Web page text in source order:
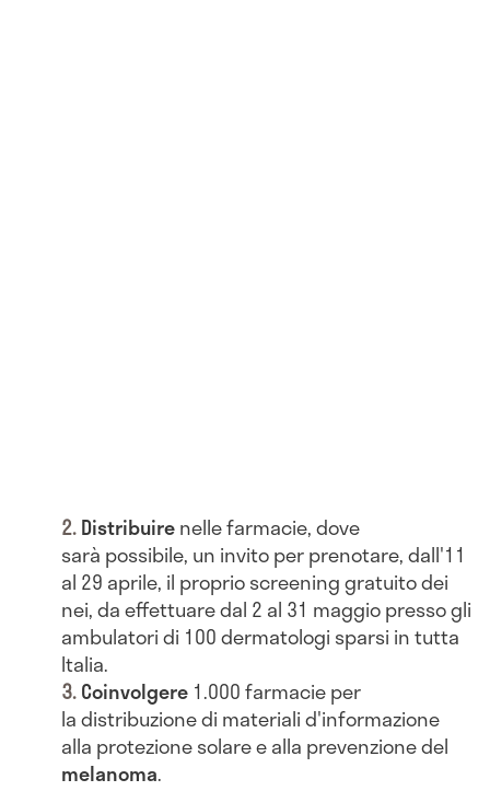
Distribuirenelle farmacie, dove
sarà possibile, un invito per prenotare, dall'11
al 29 aprile, il proprio screening gratuito dei
nei, da effettuare dal 2 al 31 maggio presso gli
ambulatori di 100 dermatologi sparsi in tutta
Italia.
Coinvolgere 1.000 farmacie per
la distribuzione di materiali d'informazione
alla protezione solare e alla prevenzione del
melanoma.